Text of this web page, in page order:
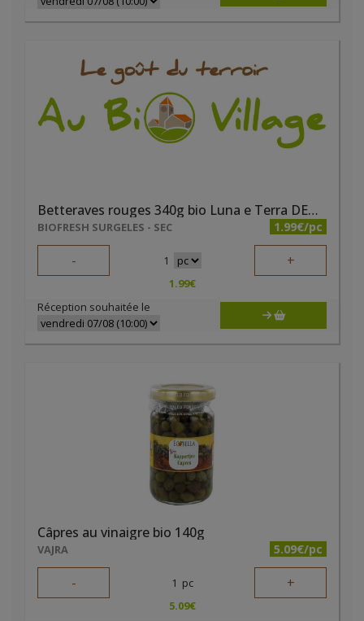
Betteraves rouges 340g bio Luna e Terra DEMETER
BIOFRESH SURGELES - SEC 1.99€/pc
- 1 +
1.99€
Réception souhaitée le
Câpres au vinaigre bio 140g
VAJRA 5.09€/pc
- 1 pc +
5.09€